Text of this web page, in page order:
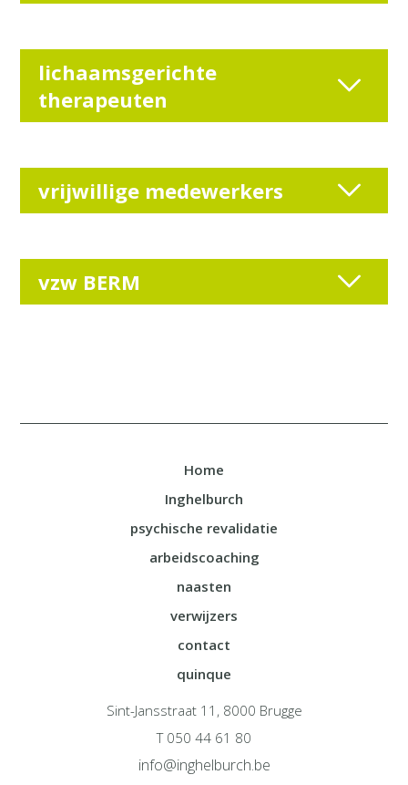
lichaamsgerichte
therapeuten
vrijwillige medewerkers
vzw BERM
Home
Inghelburch
psychische revalidatie
arbeidscoaching
naasten
verwijzers
contact
quinque
Sint-Jansstraat 11, 8000 Brugge
T 050 44 61 80
info@inghelburch.be